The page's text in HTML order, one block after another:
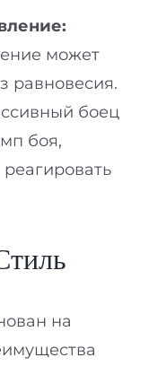
может
равновесия.
боец
боя,
на